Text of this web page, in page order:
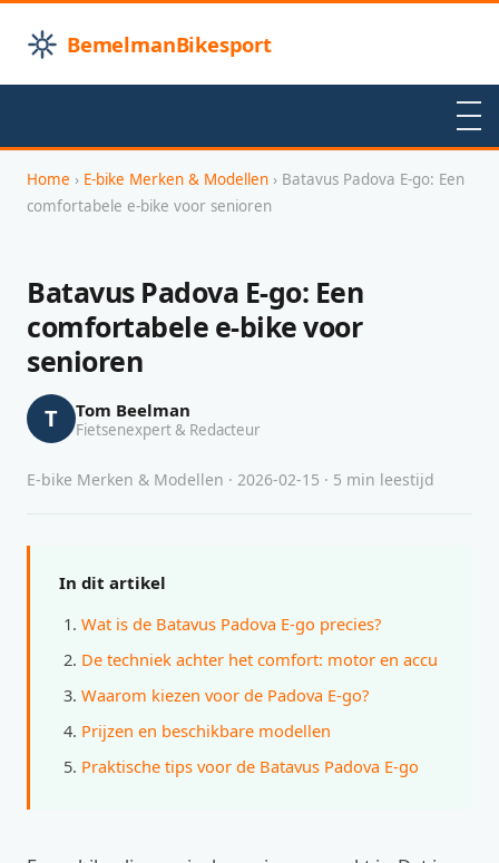
BemelmanBikesport
Home › E-bike Merken & Modellen › Batavus Padova E-go: Een
comfortabele e-bike voor senioren
Batavus Padova E-go: Een
comfortabele e-bike voor
senioren
T Tom Beelman
Fietsenexpert & Redacteur
E-bike Merken & Modellen · 2026-02-15 · 5 min leestijd
In dit artikel
Wat is de Batavus Padova E-go precies?
De techniek achter het comfort: motor en accu
Waarom kiezen voor de Padova E-go?
Prijzen en beschikbare modellen
Praktische tips voor de Batavus Padova E-go